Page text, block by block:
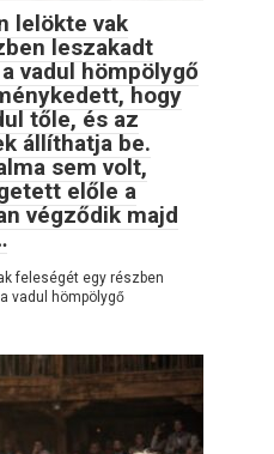
lelökte vak
leszakadt
vadul hömpölygő
hogy
tőle, és az
állíthatja be.
sem volt,
előle a
végződik majd
feleségét egy részben
vadul hömpölygő